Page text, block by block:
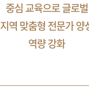
중심 교육으로글로벌
지역 맞춤형 전문가 양
역량 강화